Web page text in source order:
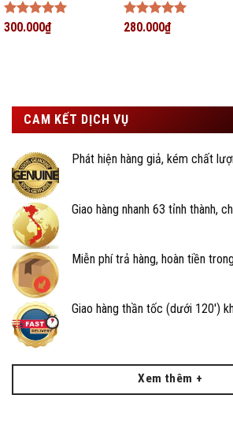
Được xếp
300.000₫
Được xếp
280.000₫
CAM KẾT DỊCH VỤ
Phát hiện hàng giả, kém chất
Giao hàng nhanh 63 tỉnh thành,
Miễn phí trả hàng, hoàn tiền trong
Giao hàng thần tốc (dưới 120')
Xem thêm +